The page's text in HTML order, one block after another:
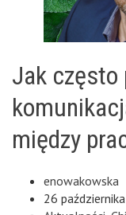
Jak często
między
enowakowska
26